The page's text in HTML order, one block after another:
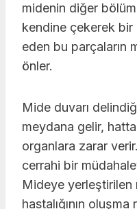
midenin diğer
kendine çekerek
eden bu parçaların
önler.
Mide duvarı
meydana gelir,
organlara zarar
cerrahi bir
Mideye yerleştirilen
hastalığının